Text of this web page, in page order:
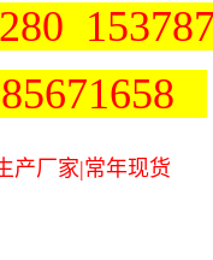
产厂家|常年现货